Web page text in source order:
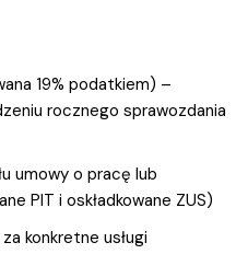
19% podatkiem) –
rocznego sprawozdania
umowy o pracę lub
PIT i oskładkowane ZUS)
konkretne usługi